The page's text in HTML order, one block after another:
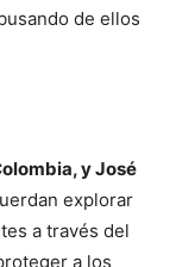
de ellos
y José
explorar
a través del
a los